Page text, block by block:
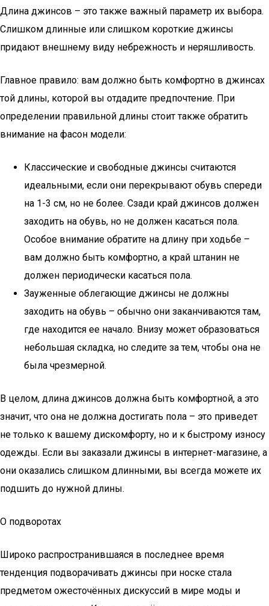
Длина джинсов – это также важный параметр их выбора.
Слишком длинные или слишком короткие джинсы
придают внешнему виду небрежность и неряшливость.
Главное правило: вам должно быть комфортно в джинсах
той длины, которой вы отдадите предпочтение. При
определении правильной длины стоит также обратить
внимание на фасон модели:
Классические и свободные джинсы считаются
идеальными, если они перекрывают обувь спереди
на 1-3 см, но не более. Сзади край джинсов должен
заходить на обувь, но не должен касаться пола.
Особое внимание обратите на длину при ходьбе –
вам должно быть комфортно, а край штанин не
должен периодически касаться пола.
Зауженные облегающие джинсы не должны
заходить на обувь – обычно они заканчиваются там,
где находится ее начало. Внизу может образоваться
небольшая складка, но следите за тем, чтобы она не
была чрезмерной.
В целом, длина джинсов должна быть комфортной, а это
значит, что она не должна достигать пола – это приведет
не только к вашему дискомфорту, но и к быстрому износу
одежды. Если вы заказали джинсы в интернет-магазине, а
они оказались слишком длинными, вы всегда можете их
подшить до нужной длины.
О подворотах
Широко распространившаяся в последнее время
тенденция подворачивать джинсы при носке стала
предметом ожесточённых дискуссий в мире моды и